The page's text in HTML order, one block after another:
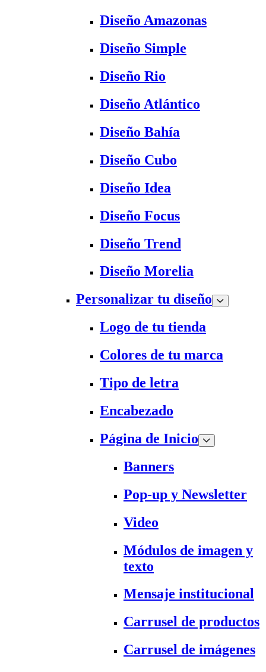
Diseño Amazonas
Diseño Simple
Diseño Rio
Diseño Atlántico
Diseño Bahía
Diseño Cubo
Diseño Idea
Diseño Focus
Diseño Trend
Diseño Morelia
Personalizar tu diseño
Logo de tu tienda
Colores de tu marca
Tipo de letra
Encabezado
Página de Inicio
Banners
Pop-up y Newsletter
Video
Módulos de imagen y
texto
Mensaje institucional
Carrusel de productos
Carrusel de imágenes